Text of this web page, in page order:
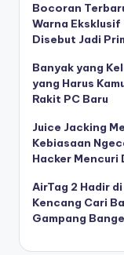
Bocoran
Warna Eksklusif
Disebut Jadi
Banyak yang
yang Harus
Rakit PC Baru
Juice Jacking
Kebiasaan
Hacker Mencuri
AirTag 2 Hadir
Kencang Cari
Gampang